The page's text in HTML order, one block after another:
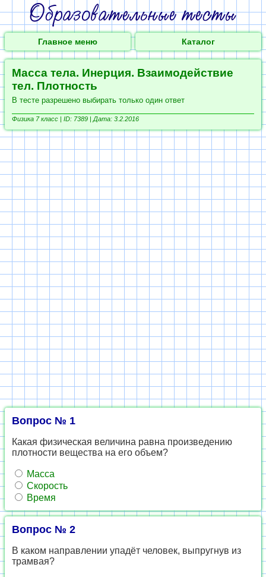
Главное меню Каталог
Масса тела. Инерция. Взаимодействие
тел. Плотность
В тесте разрешено выбирать только один ответ
Физика 7 класс | ID: 7389 | Дата: 3.2.2016
Вопрос № 1
Какая физическая величина равна произведению
плотности вещества на его объем?
Масса
Скорость
Время
Вопрос № 2
В каком направлении упадёт человек, выпругнув из
трамвая?